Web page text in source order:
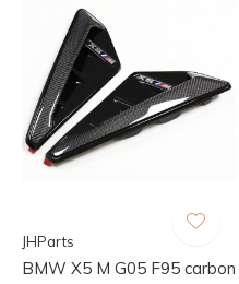
JHParts
BMW X5 M G05 F95 carbon